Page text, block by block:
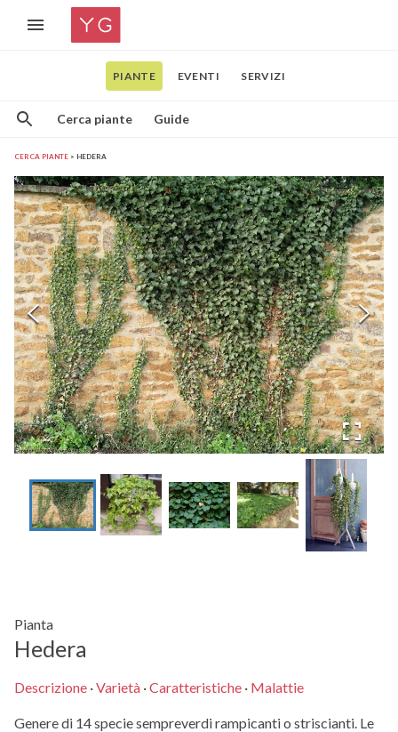
PIANTE EVENTI SERVIZI
Cerca piante Guide
CERCA PIANTE HEDERA
Pianta
Hedera
Descrizione ·Varietà ·Caratteristiche · Malattie
Genere di 14 specie sempreverdi rampicanti o striscianti. Le